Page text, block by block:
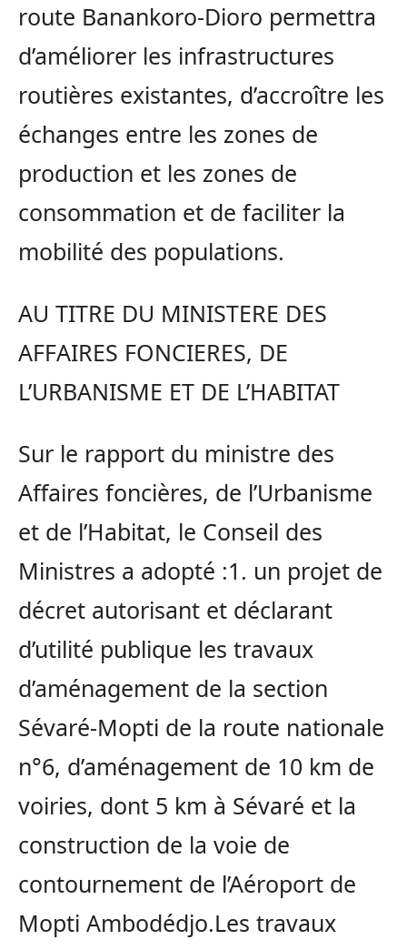
route Banankoro-Dioro permettra
d’améliorer les infrastructures
routières existantes, d’accroître les
échanges entre les zones de
production et les zones de
consommation et de faciliter la
mobilité des populations.
AU TITRE DU MINISTERE DES
AFFAIRES FONCIERES, DE
L’URBANISME ET DE L’HABITAT
Sur le rapport du ministre des
Affaires foncières, de l’Urbanisme
et de l’Habitat, le Conseil des
Ministres a adopté :1. un projet de
décret autorisant et déclarant
d’utilité publique les travaux
d’aménagement de la section
Sévaré-Mopti de la route nationale
n°6, d’aménagement de 10 km de
voiries, dont 5 km à Sévaré et la
construction de la voie de
contournement de l’Aéroport de
Mopti Ambodédjo.Les travaux